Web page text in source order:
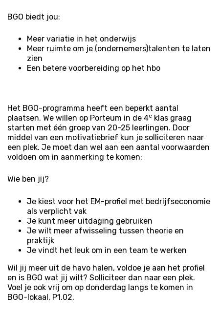
BGO biedt jou:
Meer variatie in het onderwijs
Meer ruimte om je (ondernemers)talenten te laten
zien
Een betere voorbereiding op het hbo
Het BGO-programma heeft een beperkt aantal
plaatsen. We willen op Porteum in de 4e klas graag
starten met één groep van 20-25 leerlingen. Door
middel van een motivatiebrief kun je solliciteren naar
een plek. Je moet dan wel aan een aantal voorwaarden
voldoen om in aanmerking te komen:
Wie ben jij?
Je kiest voor het EM-profiel met bedrijfseconomie
als verplicht vak
Je kunt meer uitdaging gebruiken
Je wilt meer afwisseling tussen theorie en
praktijk
Je vindt het leuk om in een team te werken
Wil jij meer uit de havo halen, voldoe je aan het profiel
en is BGO wat jij wilt? Solliciteer dan naar een plek.
Voel je ook vrij om op donderdag langs te komen in
BGO-lokaal, P1.02.